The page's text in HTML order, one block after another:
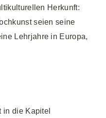
Herkunft:
seien seine
Lehrjahre in Europa,
in die Kapitel